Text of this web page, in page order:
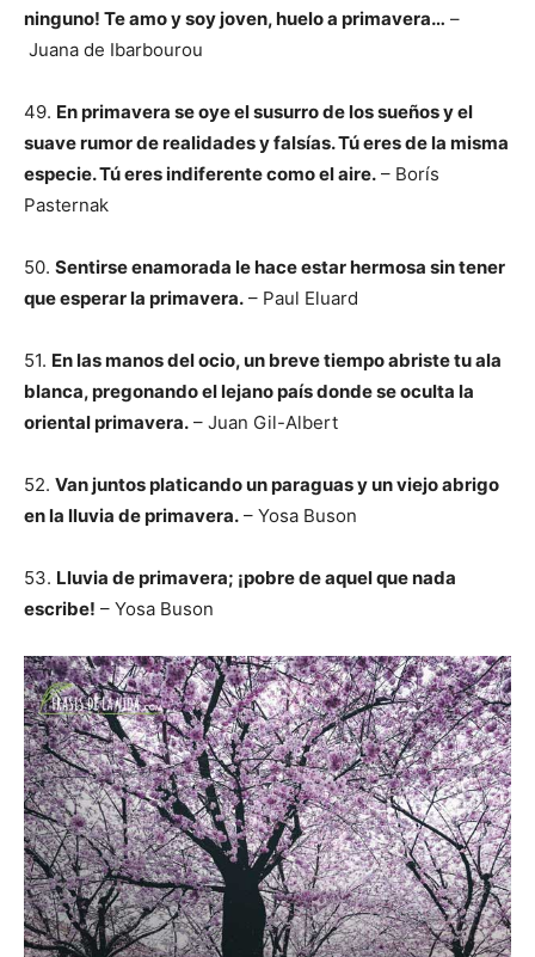
ninguno! Te amo y soy joven, huelo a primavera… –
Juana de Ibarbourou
49. En primavera se oye el susurro de los sueños y el
suave rumor de realidades y falsías. Tú eres de la misma
especie. Tú eres indiferente como el aire. – Borís
Pasternak
50. Sentirse enamorada le hace estar hermosa sin tener
que esperar la primavera. – Paul Eluard
51. En las manos del ocio, un breve tiempo abriste tu ala
blanca, pregonando el lejano país donde se oculta la
oriental primavera. – Juan Gil-Albert
52. Van juntos platicando un paraguas y un viejo abrigo
en la lluvia de primavera. – Yosa Buson
53. Lluvia de primavera; ¡pobre de aquel que nada
escribe! – Yosa Buson